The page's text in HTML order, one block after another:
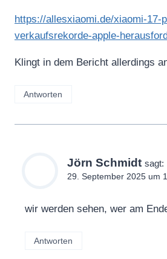
https://allesxiaomi.de/xiaomi-17-
verkaufsrekorde-apple-
Klingt in dem Bericht allerdings
Antworten
Jörn Schmidt sagt:
29. September 2025 um
wir werden sehen, wer am
Antworten